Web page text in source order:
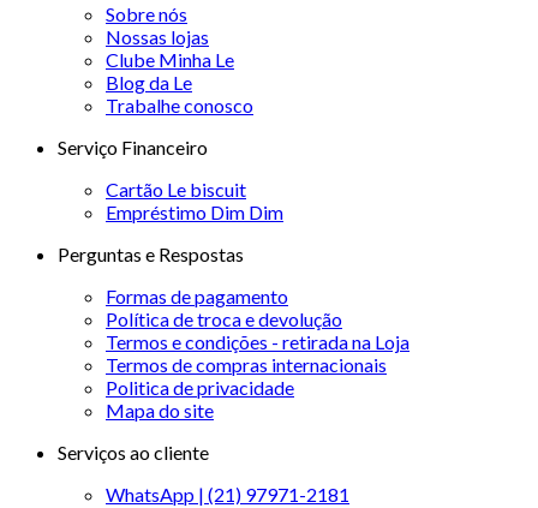
Sobre nós
Nossas lojas
Clube Minha Le
Blog da Le
Trabalhe conosco
Serviço Financeiro
Cartão Le biscuit
Empréstimo Dim Dim
Perguntas e Respostas
Formas de pagamento
Política de troca e devolução
Termos e condições - retirada na Loja
Termos de compras internacionais
Politica de privacidade
Mapa do site
Serviços ao cliente
WhatsApp | (21) 97971-2181